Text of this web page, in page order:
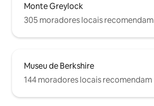
Monte Greylock
305 moradores locais recomendam
Museu de Berkshire
144 moradores locais recomendam